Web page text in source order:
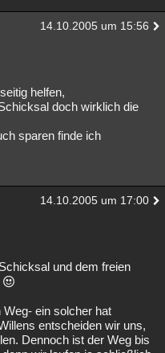
14.10.2005 um 15:56
helfen,
doch wirklich die
sparen finde ich
14.10.2005 um 17:00
und dem freien
ein solcher hat
entscheiden wir uns,
Dennoch ist der Weg bis